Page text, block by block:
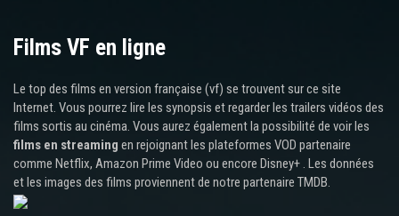
Films VF en ligne
Le top des films en version française (vf) se trouvent sur ce site
Internet. Vous pourrez lire les synopsis et regarder les trailers vidéos des
films sortis au cinéma. Vous aurez également la possibilité de voir les
films en streaming en rejoignant les plateformes VOD partenaire
comme Netflix, Amazon Prime Video ou encore Disney+ . Les données
et les images des films proviennent de notre partenaire TMDB.